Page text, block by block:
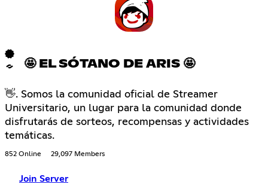
🤩 EL SÓTANO DE ARIS 🤩
👋. Somos la comunidad oficial de Streamer
Universitario, un lugar para la comunidad donde
disfrutarás de sorteos, recompensas y actividades
temáticas.
852 Online 29,097 Members
Join Server